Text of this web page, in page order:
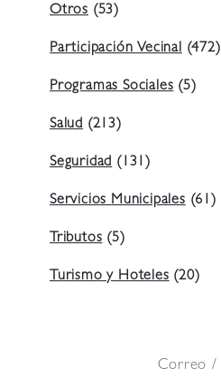
Otros (53)
Participación Vecinal (472)
Programas Sociales (5)
Salud (213)
Seguridad (131)
Servicios Municipales (61)
Tributos (5)
Turismo y Hoteles (20)
Correo